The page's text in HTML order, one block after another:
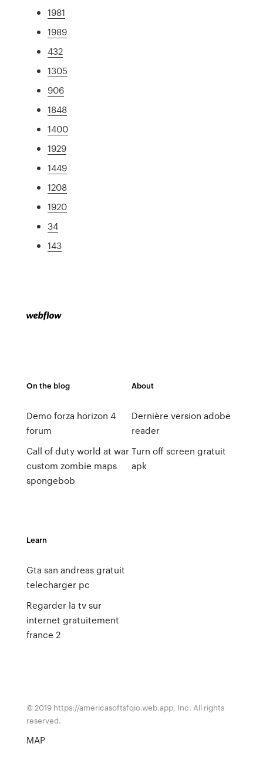
1981
1989
432
1305
906
1848
1400
1929
1449
1208
1920
34
143
On the blog
Demo forza horizon 4
forum
Call of duty world at war
custom zombie maps
spongebob
About
Dernière version adobe
reader
Turn off screen gratuit
apk
Learn
Gta san andreas gratuit
telecharger pc
Regarder la tv sur
internet gratuitement
france 2
© 2019 https://americasoftsfqio.web.app, Inc. All rights
reserved.
MAP